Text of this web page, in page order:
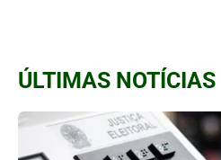
ÚLTIMAS NOTÍCIAS